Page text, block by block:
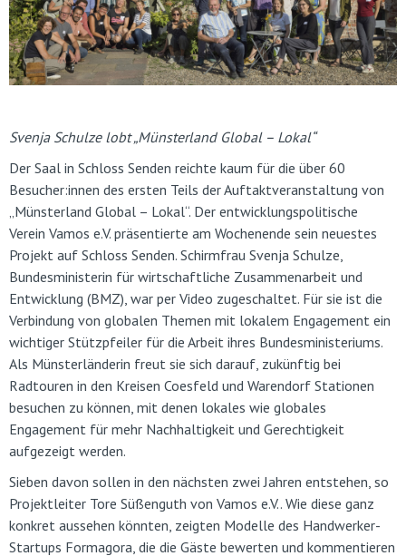
Svenja Schulze lobt „Münsterland Global – Lokal“
Der Saal in Schloss Senden reichte kaum für die über 60
Besucher:innen des ersten Teils der Auftaktveranstaltung von
„Münsterland Global – Lokal“. Der entwicklungspolitische
Verein Vamos e.V. präsentierte am Wochenende sein neuestes
Projekt auf Schloss Senden. Schirmfrau Svenja Schulze,
Bundesministerin für wirtschaftliche Zusammenarbeit und
Entwicklung (BMZ), war per Video zugeschaltet. Für sie ist die
Verbindung von globalen Themen mit lokalem Engagement ein
wichtiger Stützpfeiler für die Arbeit ihres Bundesministeriums.
Als Münsterländerin freut sie sich darauf, zukünftig bei
Radtouren in den Kreisen Coesfeld und Warendorf Stationen
besuchen zu können, mit denen lokales wie globales
Engagement für mehr Nachhaltigkeit und Gerechtigkeit
aufgezeigt werden.
Sieben davon sollen in den nächsten zwei Jahren entstehen, so
Projektleiter Tore Süßenguth von Vamos e.V.. Wie diese ganz
konkret aussehen könnten, zeigten Modelle des Handwerker-
Startups Formagora, die die Gäste bewerten und kommentieren